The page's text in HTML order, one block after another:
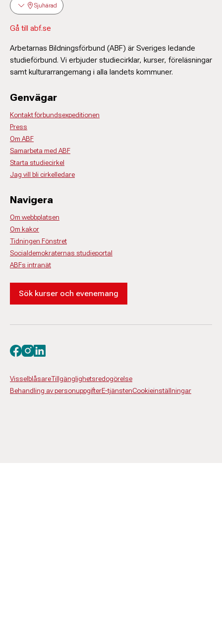
Sjuhärad
Gå till abf.se
Arbetarnas Bildningsförbund (ABF) är Sveriges ledande
studieförbund. Vi erbjuder studiecirklar, kurser, föreläsningar
samt kulturarrangemang i alla landets kommuner.
Genvägar
Kontakt förbundsexpeditionen
Press
Om ABF
Samarbeta med ABF
Starta studiecirkel
Jag vill bli cirkelledare
Navigera
Om webbplatsen
Om kakor
Tidningen Fönstret
Socialdemokraternas studieportal
ABFs intranät
Sök kurser och evenemang
VisselblåsareTillgänglighetsredogörelse
Behandling av personuppgifterE-tjänstenCookieinställningar
Besök oss på facebook
Besök oss på instagram
Besök oss på linkedin